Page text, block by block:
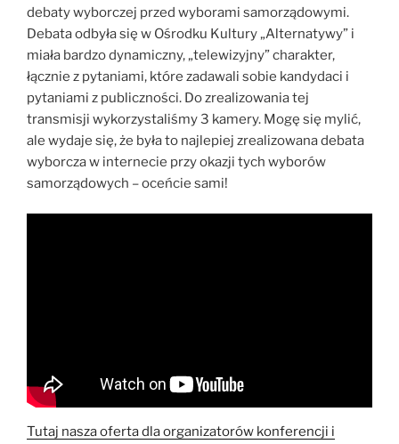
debaty wyborczej przed wyborami samorządowymi.
Debata odbyła się w Ośrodku Kultury „Alternatywy” i
miała bardzo dynamiczny, „telewizyjny” charakter,
łącznie z pytaniami, które zadawali sobie kandydaci i
pytaniami z publiczności. Do zrealizowania tej
transmisji wykorzystaliśmy 3 kamery. Mogę się mylić,
ale wydaje się, że była to najlepiej zrealizowana debata
wyborcza w internecie przy okazji tych wyborów
samorządowych – oceńcie sami!
Tutaj nasza oferta dla organizatorów konferencji i